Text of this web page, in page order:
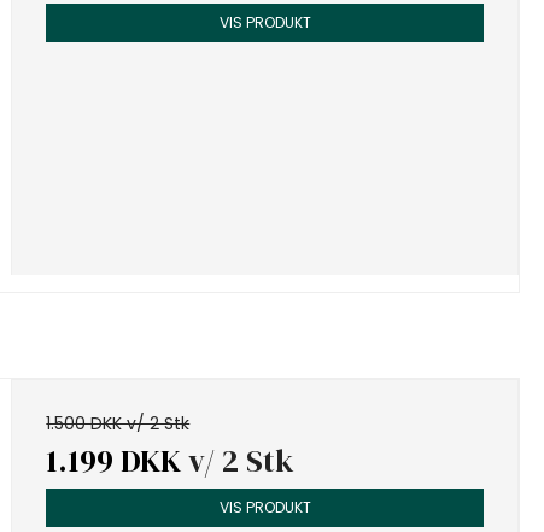
VIS PRODUKT
1.500 DKK v/ 2 Stk
1.199 DKKv/ 2 Stk
VIS PRODUKT